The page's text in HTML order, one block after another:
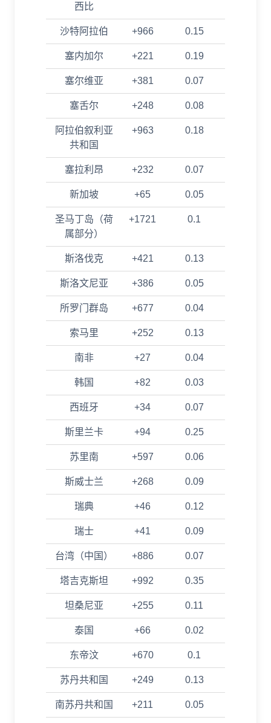
西比
沙特阿拉伯 +966 0.15
塞内加尔 +221 0.19
塞尔维亚 +381 0.07
塞舌尔 +248 0.08
阿拉伯叙利亚
共和国
+963 0.18
塞拉利昂 +232 0.07
新加坡 +65 0.05
圣马丁岛（荷
属部分）
+1721 0.1
斯洛伐克 +421 0.13
斯洛文尼亚 +386 0.05
所罗门群岛 +677 0.04
索马里 +252 0.13
南非 +27 0.04
韩国 +82 0.03
西班牙 +34 0.07
斯里兰卡 +94 0.25
苏里南 +597 0.06
斯威士兰 +268 0.09
瑞典 +46 0.12
瑞士 +41 0.09
台湾（中国） +886 0.07
塔吉克斯坦 +992 0.35
坦桑尼亚 +255 0.11
泰国 +66 0.02
东帝汶 +670 0.1
苏丹共和国 +249 0.13
南苏丹共和国 +211 0.05